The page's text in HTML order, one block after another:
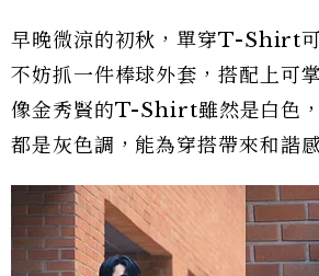
早晚微涼的初秋，單穿T-Shirt
不妨抓一件棒球外套，搭配上可
像金秀賢的T-Shirt雖然是白色
都是灰色調，能為穿搭帶來和諧感